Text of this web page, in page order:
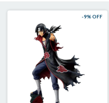
-9% OFF